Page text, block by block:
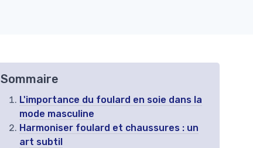
Sommaire
L'importance du foulard en soie dans la
mode masculine
Harmoniser foulard et chaussures : un
art subtil